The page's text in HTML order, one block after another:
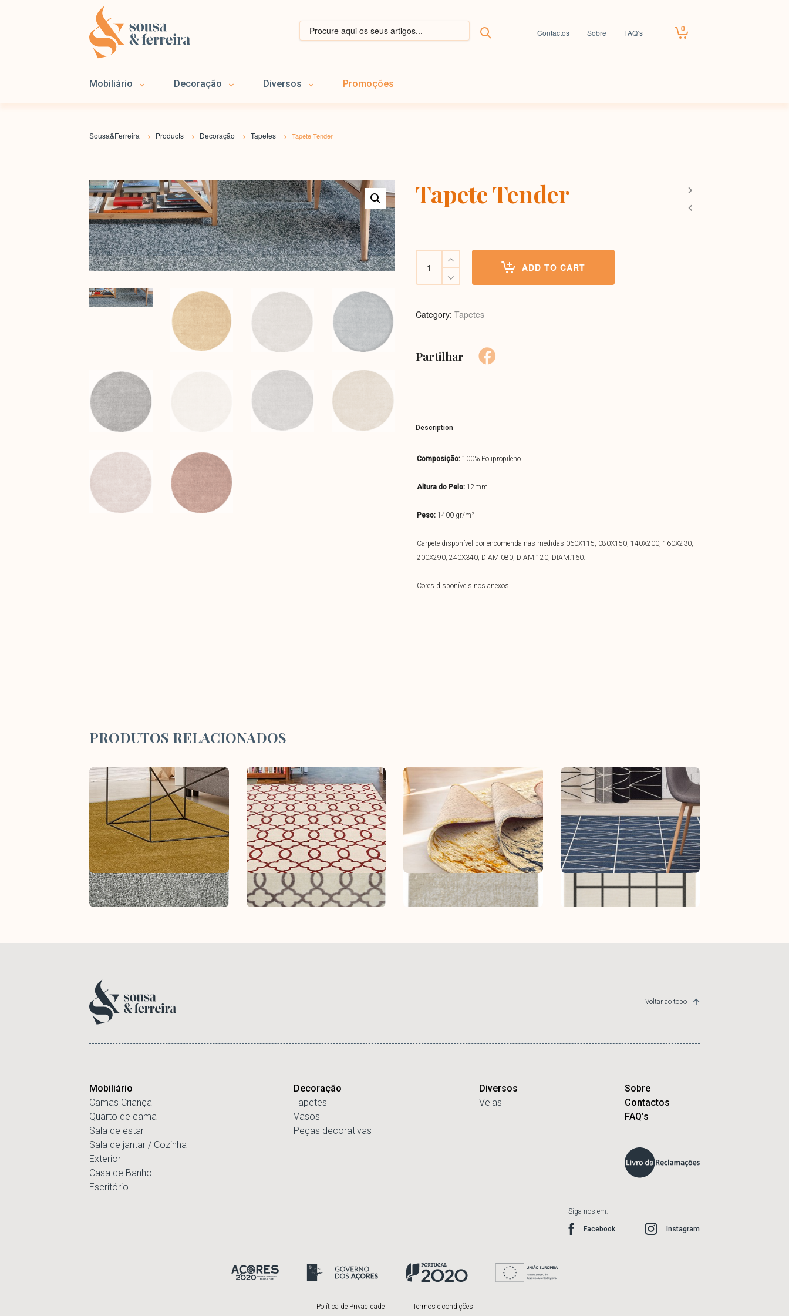
0
Contactos Sobre FAQ’s
Mobiliário Decoração Diversos Promoções
Sousa&Ferreira > Products > Decoração > Tapetes > Tapete Tender
Tapete Tender
Tapete
Tender
ADD TO CART
Category: Tapetes
Partilhar
Description
Composição:100% Polipropileno
Altura do Pelo: 12mm
Peso: 1400 gr/m²
Carpete disponível por encomenda nas medidas 060X115, 080X150, 140X200, 160X230,
200X290, 240X340, DIAM.080, DIAM.120, DIAM.160.
Cores disponíveis nos anexos.
PRODUTOS RELACIONADOS
Tapete Alméria
Tapetes
Tapete Arizona
Tapetes
Tapete AntikCloud
Tapetes
Tapete Broadway
Voltar ao topo
Mobiliário
Camas Criança
Quarto de cama
Sala de estar
Sala de jantar / Cozinha
Exterior
Casa de Banho
Escritório
Decoração
Tapetes
Vasos
Peças decorativas
Diversos
Velas
Sobre
Contactos
FAQ’s
Siga-nos em:
Facebook Instagram
Política de Privacidade Termos e condições